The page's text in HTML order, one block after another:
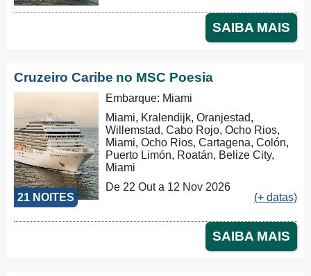
SAIBA MAIS
Cruzeiro Caribe no MSC Poesia
21 NOITES
Embarque: Miami
Miami, Kralendijk, Oranjestad,
Willemstad, Cabo Rojo, Ocho Rios,
Miami, Ocho Rios, Cartagena, Colón,
Puerto Limón, Roatán, Belize City,
Miami
De 22 Out a 12 Nov 2026
(+ datas)
SAIBA MAIS